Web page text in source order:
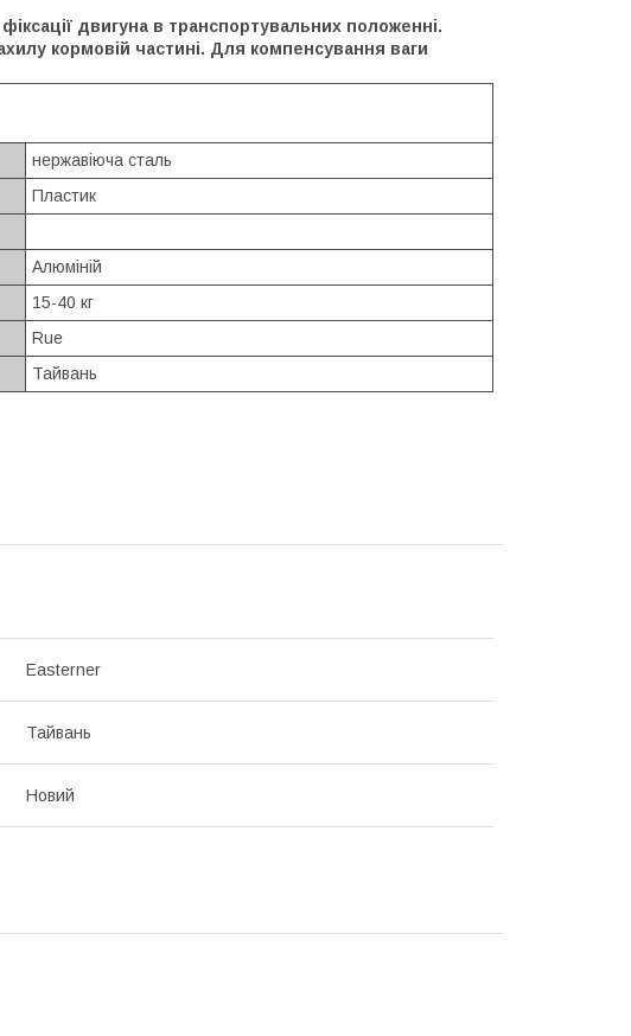
двигуна в транспортувальних положенні.
кормовій частині. Для компенсування ваги
нержавіюча сталь
Пластик
Алюміній
15-40 кг
Rue
Тайвань
Easterner
Тайвань
Новий